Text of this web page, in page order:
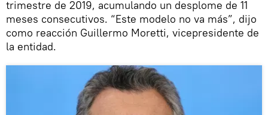
trimestre de 2019, acumulando un desplome de 11
meses consecutivos. “Este modelo no va más”, dijo
como reacción Guillermo Moretti, vicepresidente de
la entidad.